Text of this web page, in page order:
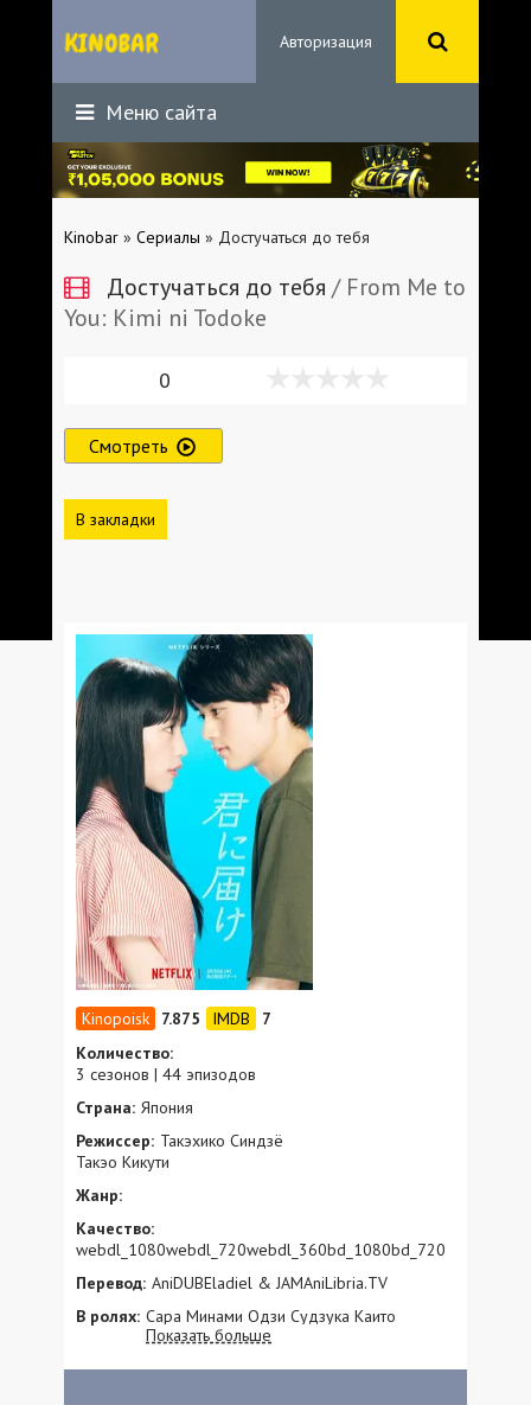
Авторизация
Меню сайта
Kinobar » Сериалы » Достучаться до тебя
Достучаться до тебя / From Me to
You: Kimi ni Todoke
0
Смотреть
В закладки
7.875
7
Количество:
3 сезонов | 44 эпизодов
Страна: Япония
Режиссер: Такэхико Синдзё
Такэо Кикути
Жанр:
Качество:
webdl_1080webdl_720webdl_360bd_1080bd_720
Перевод: AniDUBEladiel & JAMAniLibria.TV
В ролях: Сара Минами Одзи Судзука Каито
Сакурай Ринка Кумада Рихо Накамура
Показать больше